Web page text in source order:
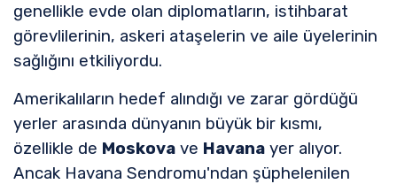
genellikle evde olan diplomatların, istihbarat
görevlilerinin, askeri ataşelerin ve aile üyelerinin
sağlığını etkiliyordu.
Amerikalıların hedef alındığı ve zarar gördüğü
yerler arasında dünyanın büyük bir kısmı,
özellikle de Moskova ve Havana yer alıyor.
Ancak Havana Sendromu'ndan şüphelenilen